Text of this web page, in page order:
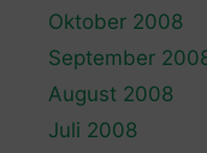
Oktober 2008
September
August 2008
Juli 2008